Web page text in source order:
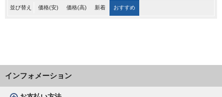
並び替え 価格(安) 価格(高) 新着 おすすめ
インフォメーション